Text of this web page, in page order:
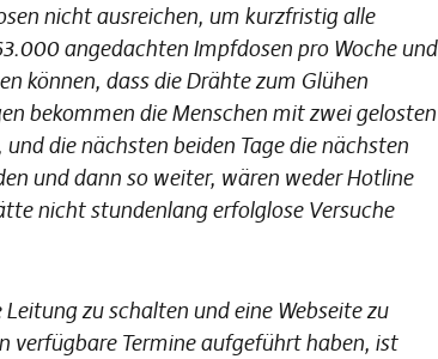
nicht ausreichen, um kurzfristig alle
angedachten Impfdosen pro Woche und
können, dass die Drähte zum Glühen
bekommen die Menschen mit zwei gelosten
die nächsten beiden Tage die nächsten
und dann so weiter, wären weder Hotline
nicht stundenlang erfolglose Versuche
zu schalten und eine Webseite zu
verfügbare Termine aufgeführt haben, ist